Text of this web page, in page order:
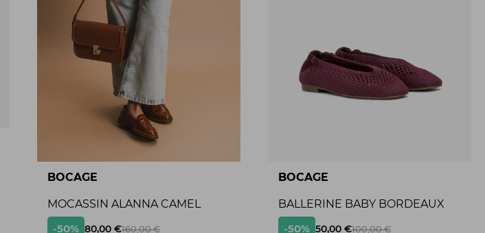
BOCAGE
MOCASSIN ALANNA CAMEL
-50% 80,00 €160,00 €
BOCAGE
BALLERINE BABY BORDEAUX
-50% 50,00 €100,00 €